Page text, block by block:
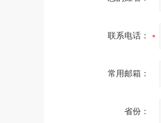
联系电话：
常用邮箱：
省份：